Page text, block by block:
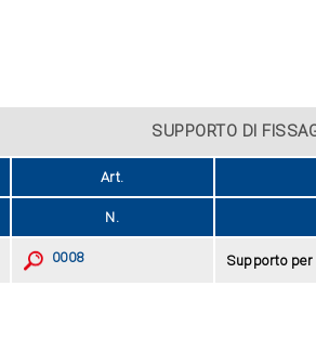
per bloccadisco NEWSUPPORTO DI
Art.
N.
0008 Supporto